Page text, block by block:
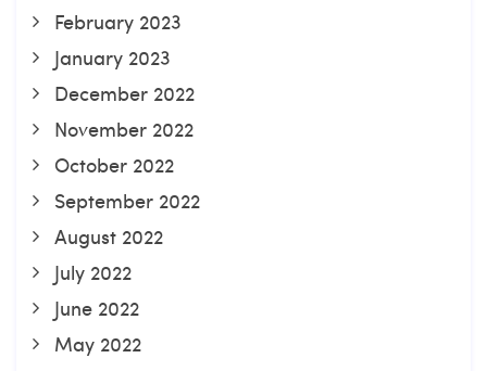
February 2023
January 2023
December 2022
November 2022
October 2022
September 2022
August 2022
July 2022
June 2022
May 2022